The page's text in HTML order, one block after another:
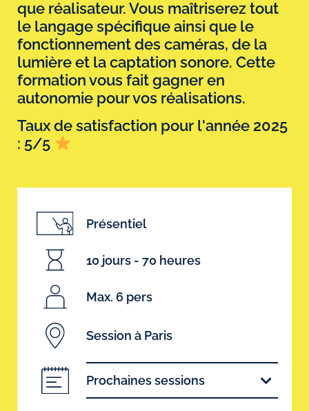
que réalisateur. Vous maîtriserez tout
le langage spécifique ainsi que le
fonctionnement des caméras, de la
lumière et la captation sonore. Cette
formation vous fait gagner en
autonomie pour vos réalisations.
Taux de satisfaction pour l'année 2025
: 5/5
Présentiel
10 jours - 70 heures
Max. 6 pers
Session à Paris
Prochaines sessions